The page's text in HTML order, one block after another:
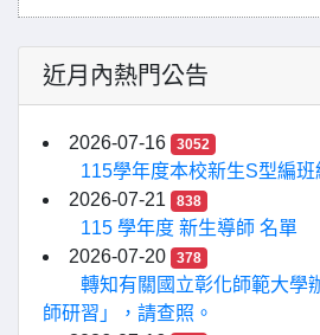
近月內熱門公告
2026-07-16 3052
115學年度本校新生S型編班
2026-07-21
838
115 學年度 新生導師 名單
2026-07-20
378
轉知有關國立彰化師範大學
師研習」，請查照。